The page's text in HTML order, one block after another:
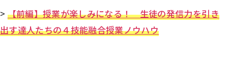
> 【前編】授業が楽しみになる！ 生徒の発信力を引き
出す達人たちの４技能融合授業ノウハウ